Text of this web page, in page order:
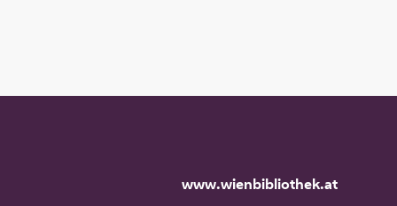
www.wienbibliothek.at